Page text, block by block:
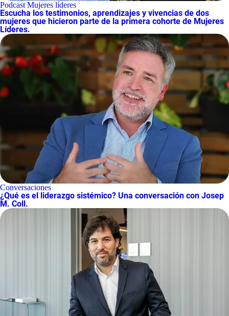
Podcast Mujeres líderes
Escucha los testimonios, aprendizajes y vivencias de dos
mujeres que hicieron parte de la primera cohorte de Mujeres
Líderes.
Conversaciones
¿Qué es el liderazgo sistémico? Una conversación con Josep
M. Coll.